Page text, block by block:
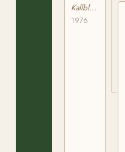
Kallblodig Travare
1976